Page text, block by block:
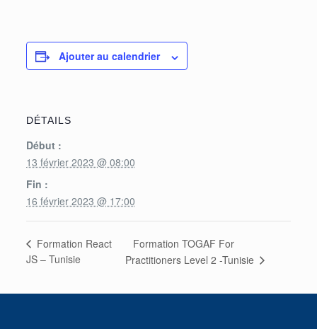
Ajouter au calendrier
DÉTAILS
Début :
13 février 2023 @ 08:00
Fin :
16 février 2023 @ 17:00
Formation React
JS – Tunisie
Formation TOGAF For
Practitioners Level 2 -Tunisie